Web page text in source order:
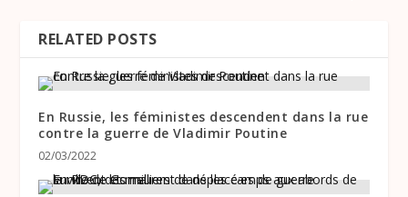
RELATED POSTS
En Russie, les féministes descendent dans la rue
contre la guerre de Vladimir Poutine
02/03/2022